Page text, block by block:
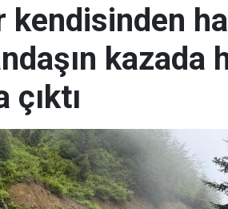
kendisinden
kazada